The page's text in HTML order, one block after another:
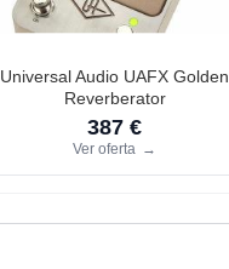
Universal Audio UAFX Golden
Reverberator
387 €
Ver oferta →